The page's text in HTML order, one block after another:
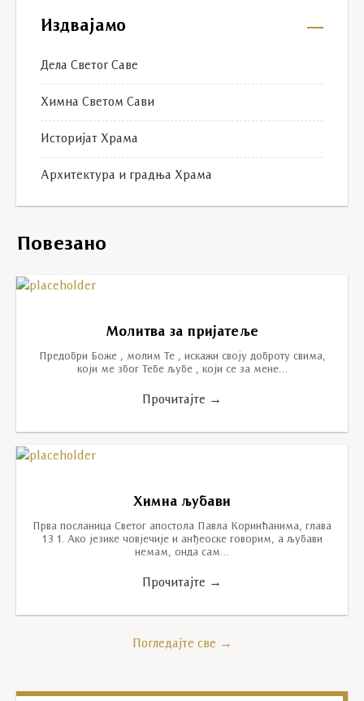
Издвајамо
Дела Светог Саве
Химна Светом Сави
Историјат Храма
Архитектура и градња Храма
Повезано
Mолитва за пријатеље
Предобри Боже , молим Те , искажи своју доброту свима,
који ме због Тебе љубе , који се за мене…
Прочитајте →
Химна љубави
Прва посланица Светог апостола Павла Коринћанима, глава
13 1. Ако језике човјечије и анђеоске говорим, а љубави
немам, онда сам…
Прочитајте →
Погледајте све →